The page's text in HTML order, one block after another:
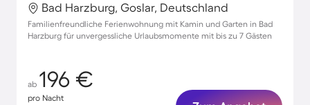
Bad Harzburg, Goslar, Deutschland
Familienfreundliche Ferienwohnung mit Kamin und Garten in Bad
Harzburg für unvergessliche Urlaubsmomente mit bis zu 7 Gästen
ab 196 €
pro Nacht